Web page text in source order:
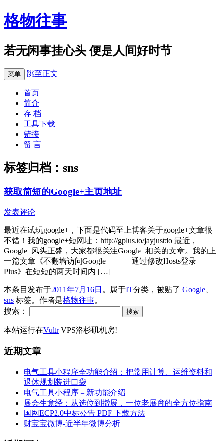
格物往事
若无闲事挂心头 便是人间好时节
菜单 跳至正文
首页
简介
存 档
工具下载
链接
留 言
标签归档： sns
获取简短的Google+主页地址
发表评论
最近在试玩google+，下面是代码至上博客关于google+文章很
不错！我的google+短网址：http://gplus.to/jayjustdo 最近，
Google+风头正盛，大家都很关注Google+相关的文章。我的上
一篇文章《不翻墙访问Google + —— 通过修改Hosts登录
Plus》在短短的两天时间内 […]
本条目发布于2011年7月16日 。属于IT分类，被贴了 Google
sns 标签。 作者是格物往事。
搜索：
本站运行在VultrVPS洛杉矶机房!
近期文章
电气工具小程序全功能介绍：把常用计算、运维资料和
退休规划装进口袋
电气工具小程序 – 新功能介绍
展会生意经：从选位到撤展，一位老展商的全方位指南
国网ECP2.0中标公告 PDF 下载方法
财宝宝微博-近半年微博分析